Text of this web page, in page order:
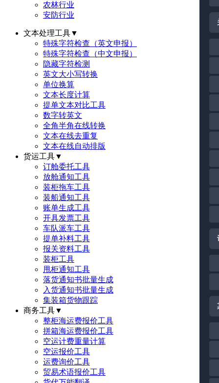
农林行业
安防行业
文本处理工具▼
特殊字符检查（英文申报）
特殊字符检查（中文申报）
隐藏字符检测
英文大小写转换
单位换算
文本长度计算
提单文本对比工具
数字转英文
全角半角在线转换
文本在线去重复
文本在线自动排版
货运工具▼
订舱委托工具
放舱通知工具
装柜拖车工具
装船通知工具
账单生成工具
开具发票工具
车队派车工具
提单补料工具
报关资料工具
装柜工具
甩柜通知工具
落货通知书批量生成
入货通知书批量生成
集装箱货物跟踪
商务工具▼
整柜海运费报价工具
拼箱海运费报价工具
空运计费重量计算
空运报价工具
运费询价工具
贸易术语报价工具